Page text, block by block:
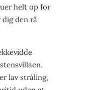
helt op for
den rå
lav stråling,